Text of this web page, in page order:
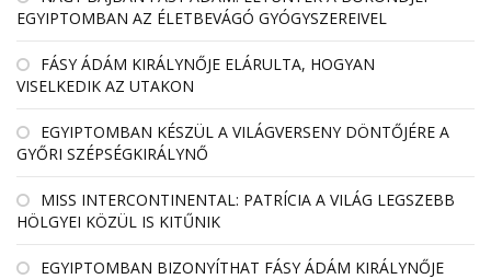
EGYIPTOMBAN AZ ÉLETBEVÁGÓ GYÓGYSZEREIVEL
FÁSY ÁDÁM KIRÁLYNŐJE ELÁRULTA, HOGYAN
VISELKEDIK AZ UTAKON
EGYIPTOMBAN KÉSZÜL A VILÁGVERSENY DÖNTŐJÉRE A
GYŐRI SZÉPSÉGKIRÁLYNŐ
MISS INTERCONTINENTAL: PATRÍCIA A VILÁG LEGSZEBB
HÖLGYEI KÖZÜL IS KITŰNIK
EGYIPTOMBAN BIZONYÍTHAT FÁSY ÁDÁM KIRÁLYNŐJE